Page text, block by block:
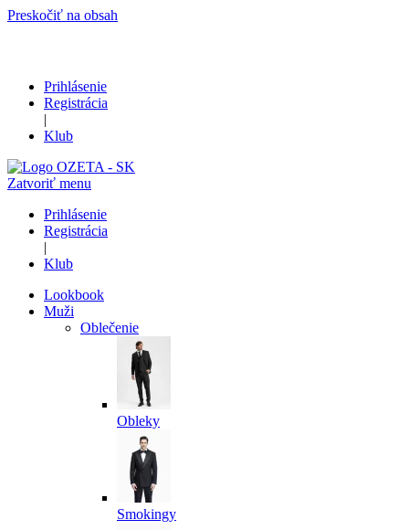
Preskočiť na obsah
Prihlásenie
Registrácia
|
Klub
Zatvoriť menu
Prihlásenie
Registrácia
|
Klub
Lookbook
Muži
Oblečenie
Obleky
Smokingy